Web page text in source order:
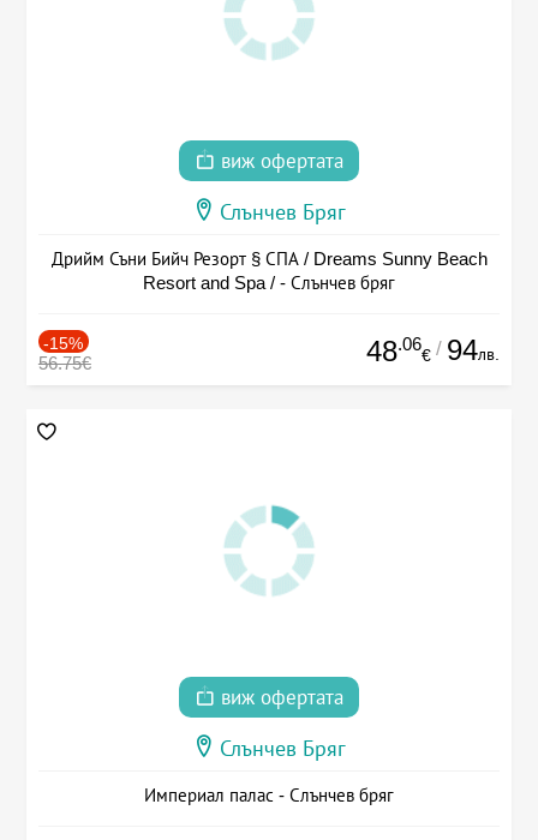
виж офертата
Слънчев Бряг
Дрийм Съни Бийч Резорт § СПА / Dreams Sunny Beach
Resort and Spa / - Слънчев бряг
-15%
56.75€ 48.06
€ / 94лв.
виж офертата
Слънчев Бряг
Империал палас - Слънчев бряг